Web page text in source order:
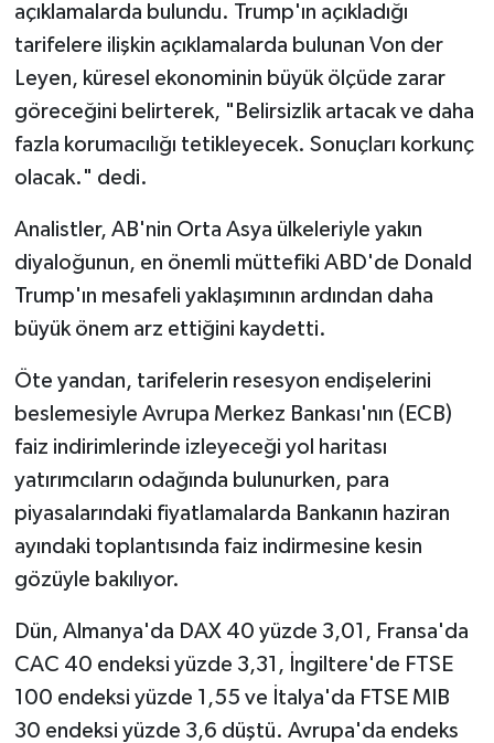
açıklamalarda bulundu. Trump'ın açıkladığı
tarifelere ilişkin açıklamalarda bulunan Von der
Leyen, küresel ekonominin büyük ölçüde zarar
göreceğini belirterek, "Belirsizlik artacak ve daha
fazla korumacılığı tetikleyecek. Sonuçları korkunç
olacak." dedi.
Analistler, AB'nin Orta Asya ülkeleriyle yakın
diyaloğunun, en önemli müttefiki ABD'de Donald
Trump'ın mesafeli yaklaşımının ardından daha
büyük önem arz ettiğini kaydetti.
Öte yandan, tarifelerin resesyon endişelerini
beslemesiyle Avrupa Merkez Bankası'nın (ECB)
faiz indirimlerinde izleyeceği yol haritası
yatırımcıların odağında bulunurken, para
piyasalarındaki fiyatlamalarda Bankanın haziran
ayındaki toplantısında faiz indirmesine kesin
gözüyle bakılıyor.
Dün, Almanya'da DAX 40 yüzde 3,01, Fransa'da
CAC 40 endeksi yüzde 3,31, İngiltere'de FTSE
100 endeksi yüzde 1,55 ve İtalya'da FTSE MIB
30 endeksi yüzde 3,6 düştü. Avrupa'da endeks